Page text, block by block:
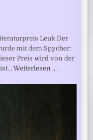
Leuk Der
mit dem Spycher:
Preis wird von der
ist…Weiterlesen …